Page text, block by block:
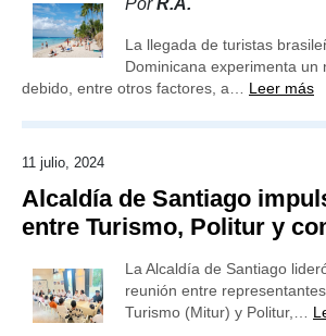
PorR.A.
La llegada de turistas
Dominicana experimenta un
debido, entre otros factores, a… Leer más
11 julio, 2024
Alcaldía de Santiago
entre Turismo, Politur y
La Alcaldía de Santiago
reunión entre
Turismo (Mitur) y Politur,…